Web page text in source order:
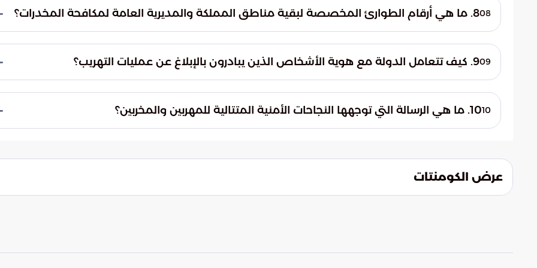
والمقيمين في مكة المكرمة، والمدينة المنورة، والرياض، والمنطقة الشرقية الإبلاغ عن الحالات الأمنية
أو محاولات التهريب عبر الاتصال بالرقم الموحد 911، مع ضمان السرية التامة للمبلغ.
088. ما هي أرقام الطوارئ المخصصة لبقية مناطق المملكة والمديرية العامة لمكافحة المخدرات؟
مباشرة مع المديرية العامة لمكافحة المخدرات للإبلاغ عن جرائم الترويج والتهريب، فيمكنهم الاتصال099. كيف تتعامل الدولة مع هوية الأشخاص الذين يبادرون بالإبلاغ عن عمليات التهريب؟
المشاركة المجتمعية. لذا، تضمن جميع القنوات المخصصة للبلاغات السرية التامة لهوية المبلغين،
مما يوفر بيئة آمنة للمجتمع للمساهمة في حماية الوطن من آفة المخدرات.
1010. ما هي الرسالة التي توجهها النجاحات الأمنية المتتالية للمهربين والمخربين؟
المنظومة الأمنية فشل كل المحاولات التي تستهدف العبث بمقدرات الوطن وأمنه.
عرض الكومنتات